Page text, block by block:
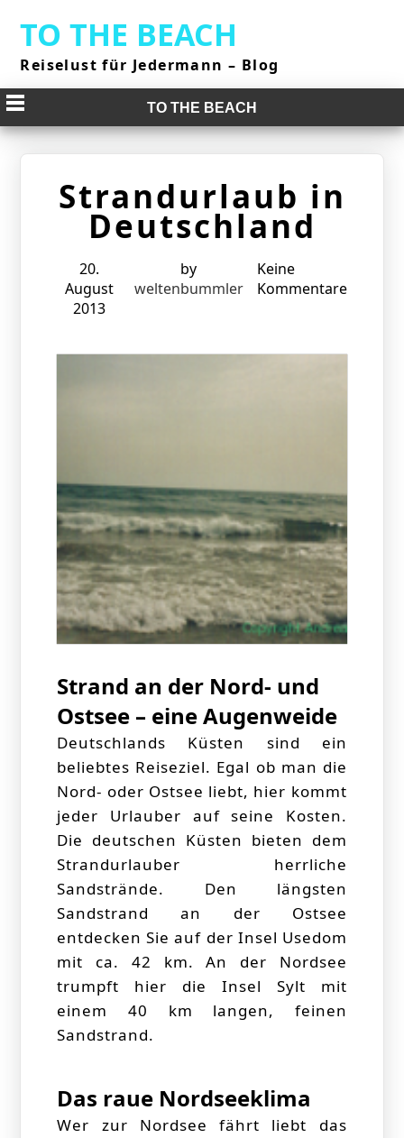
content
TO THE BEACH
Reiselust für Jedermann – Blog
TO THE BEACH
Strandurlaub in
Deutschland
20.
August
2013
by
weltenbummler
Keine
Kommentare
Strand an der Nord- und
Ostsee – eine Augenweide
Deutschlands Küsten sind ein
beliebtes Reiseziel. Egal ob man die
Nord- oder Ostsee liebt, hier kommt
jeder Urlauber auf seine Kosten.
Die deutschen Küsten bieten dem
Strandurlauber herrliche
Sandstrände. Den längsten
Sandstrand an der Ostsee
entdecken Sie auf der Insel Usedom
mit ca. 42 km. An der Nordsee
trumpft hier die Insel Sylt mit
einem 40 km langen, feinen
Sandstrand.
Das raue Nordseeklima
Wer zur Nordsee fährt liebt das